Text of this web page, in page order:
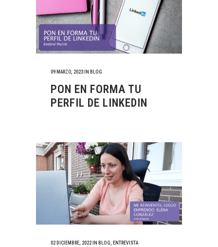
09 MARZO, 2023 IN BLOG
PON EN FORMA TU
PERFIL DE LINKEDIN
02 DICIEMBRE, 2022 IN BLOG ENTREVISTA